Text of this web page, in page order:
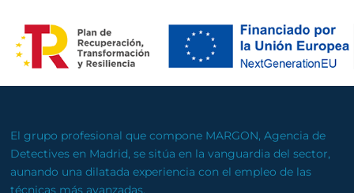
El grupo profesional que compone MARGON, Agencia de
Detectives en Madrid, se sitúa en la vanguardia del sector,
aunando una dilatada experiencia con el empleo de las